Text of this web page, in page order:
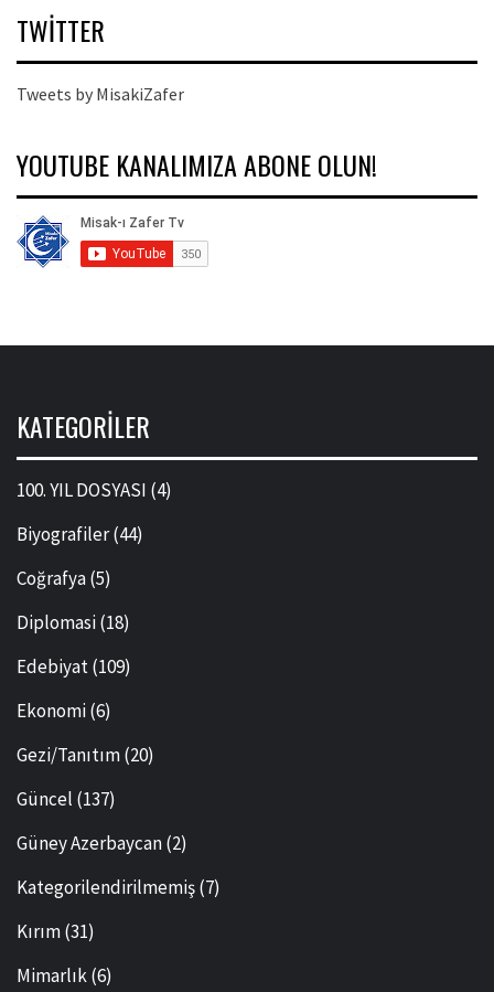
TWITTER
Tweets by MisakiZafer
YOUTUBE KANALIMIZA ABONE OLUN!
KATEGORILER
100. YIL DOSYASI (4)
Biyografiler(44)
Coğrafya(5)
Diplomasi(18)
Edebiyat(109)
Ekonomi(6)
Gezi/Tanıtım(20)
Güncel (137)
Güney Azerbaycan(2)
Kategorilendirilmemiş(7)
Kırım(31)
Mimarlık(6)